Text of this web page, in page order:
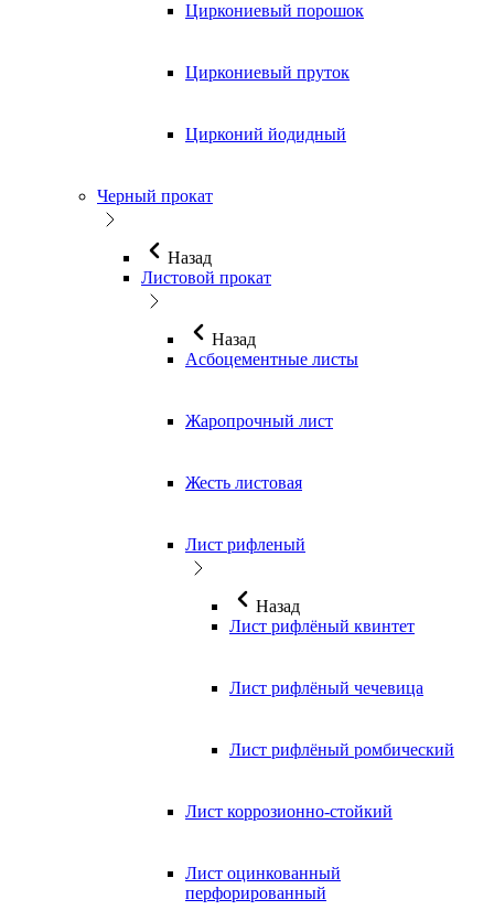
Циркониевый порошок
Циркониевый пруток
Цирконий йодидный
Черный прокат
Назад
Листовой прокат
Назад
Асбоцементные листы
Жаропрочный лист
Жесть листовая
Лист рифленый
Назад
Лист рифлёный квинтет
Лист рифлёный чечевица
Лист рифлёный ромбический
Лист коррозионно-стойкий
Лист оцинкованный
перфорированный